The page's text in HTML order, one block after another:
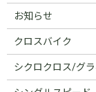
お知らせ
クロスバイク
シクロクロス/グ